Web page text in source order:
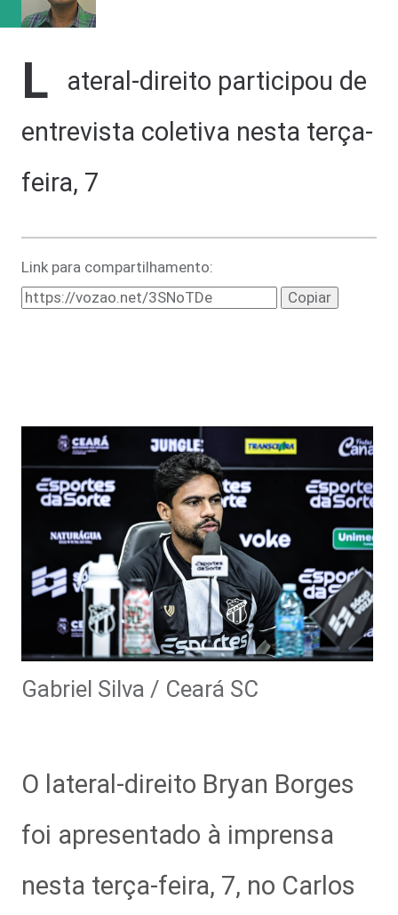
vaga na referência do ataque, com...
L
ateral-direito participou de
entrevista coletiva nesta terça-
feira, 7
Link para compartilhamento:
Copiar
Gabriel Silva / Ceará SC
O lateral-direito Bryan Borges
foi apresentado à imprensa
nesta terça-feira, 7, no Carlos